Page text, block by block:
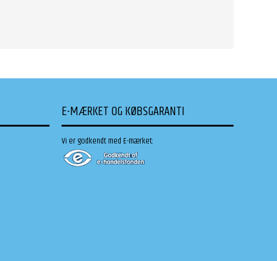
E-MÆRKET OG KØBSGARANTI
Vi er godkendt med E-mærket: